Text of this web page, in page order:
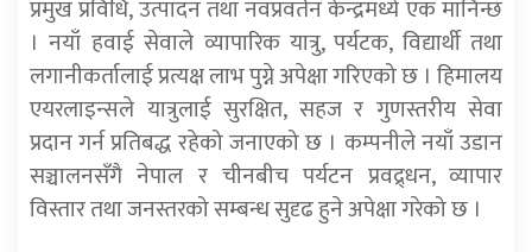
प्रमुख प्रविधि, उत्पादन तथा नवप्रवर्तन केन्द्रमध्ये एक मानिन्छ
। नयाँ हवाई सेवाले व्यापारिक यात्रु, पर्यटक, विद्यार्थी तथा
लगानीकर्तालाई प्रत्यक्ष लाभ पुग्ने अपेक्षा गरिएको छ । हिमालय
एयरलाइन्सले यात्रुलाई सुरक्षित, सहज र गुणस्तरीय सेवा
प्रदान गर्न प्रतिबद्ध रहेको जनाएको छ । कम्पनीले नयाँ उडान
सञ्चालनसँगै नेपाल र चीनबीच पर्यटन प्रवद्र्धन, व्यापार
विस्तार तथा जनस्तरको सम्बन्ध सुदृढ हुने अपेक्षा गरेको छ ।